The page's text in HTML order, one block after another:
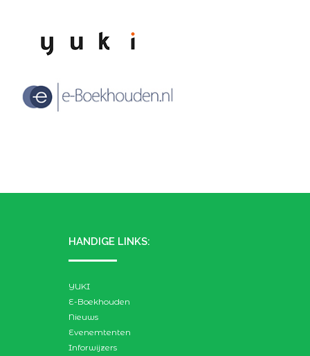
HANDIGE LINKS:
YUKI
E-Boekhouden
Nieuws
Evenemtenten
Inforwijzers